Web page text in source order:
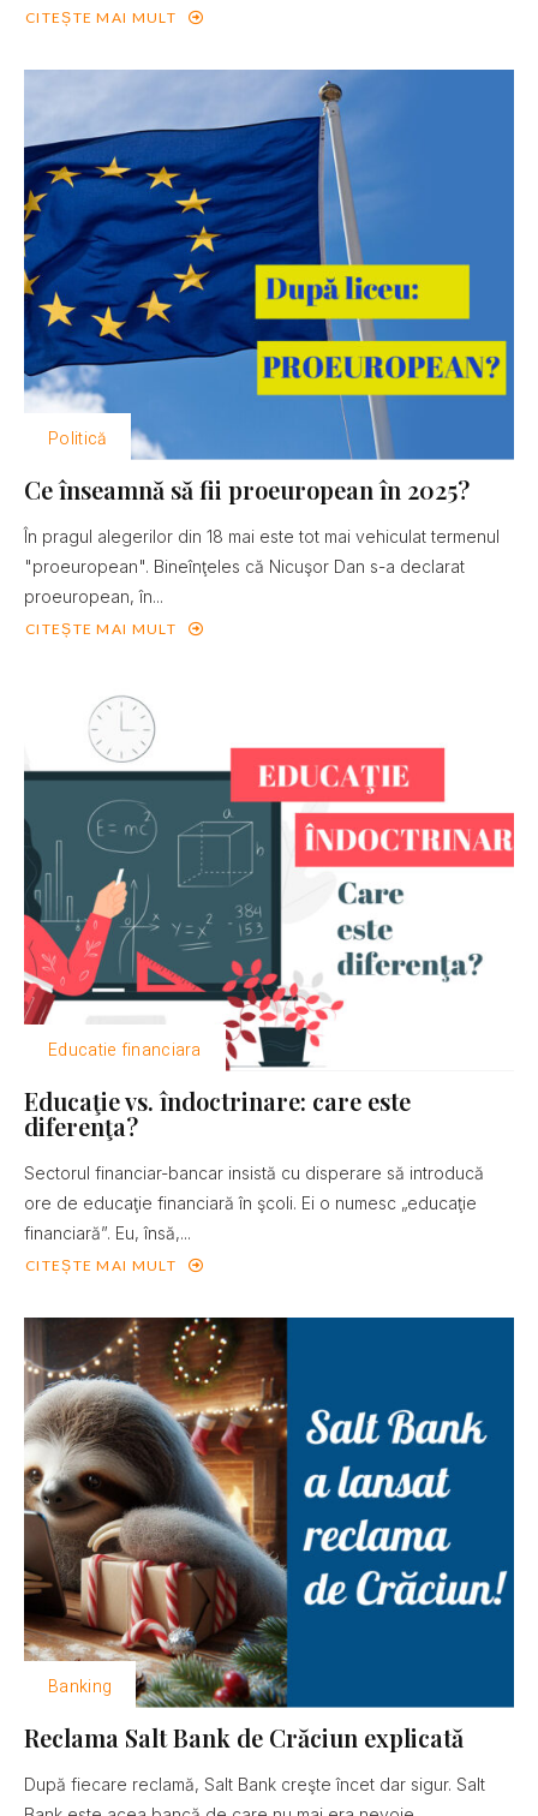
CITEȘTE MAI MULT
Politică
Ce înseamnă să fii proeuropean în 2025?
În pragul alegerilor din 18 mai este tot mai vehiculat termenul
"proeuropean". Bineînţeles că Nicuşor Dan s-a declarat
proeuropean, în...
CITEȘTE MAI MULT
Educatie financiara
Educaţie vs. îndoctrinare: care este
diferenţa?
Sectorul financiar-bancar insistă cu disperare să introducă
ore de educaţie financiară în şcoli. Ei o numesc „educaţie
financiară”. Eu, însă,...
CITEȘTE MAI MULT
Banking
Reclama Salt Bank de Crăciun explicată
După fiecare reclamă, Salt Bank creşte încet dar sigur. Salt